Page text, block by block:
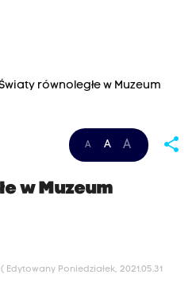
równoległe w Muzeum
A A A share
w Muzeum
( Edytowany Poniedziałek, 2021.05.31